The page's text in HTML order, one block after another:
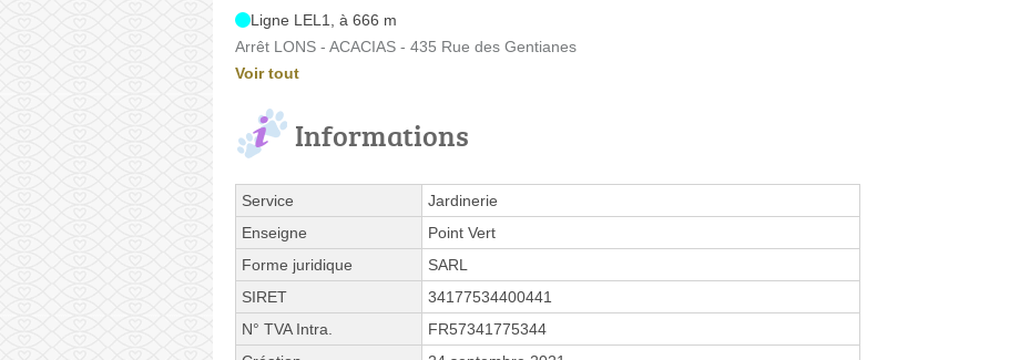
Ligne LEL1, à 666 m
Arrêt LONS - ACACIAS - 435 Rue des Gentianes
Voir tout
Informations
Service
Jardinerie
Enseigne
Point Vert
Forme juridique
SARL
SIRET
34177534400441
N° TVA Intra.
FR57341775344